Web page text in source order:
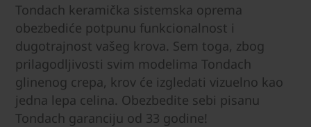
Tondach keramička sistemska oprema
obezbediće potpunu funkcionalnost i
dugotrajnost vašeg krova. Sem toga, zbog
prilagodljivosti svim modelima Tondach
glinenog crepa, krov će izgledati vizuelno kao
jedna lepa celina. Obezbedite sebi pisanu
Tondach garanciju od 33 godine!